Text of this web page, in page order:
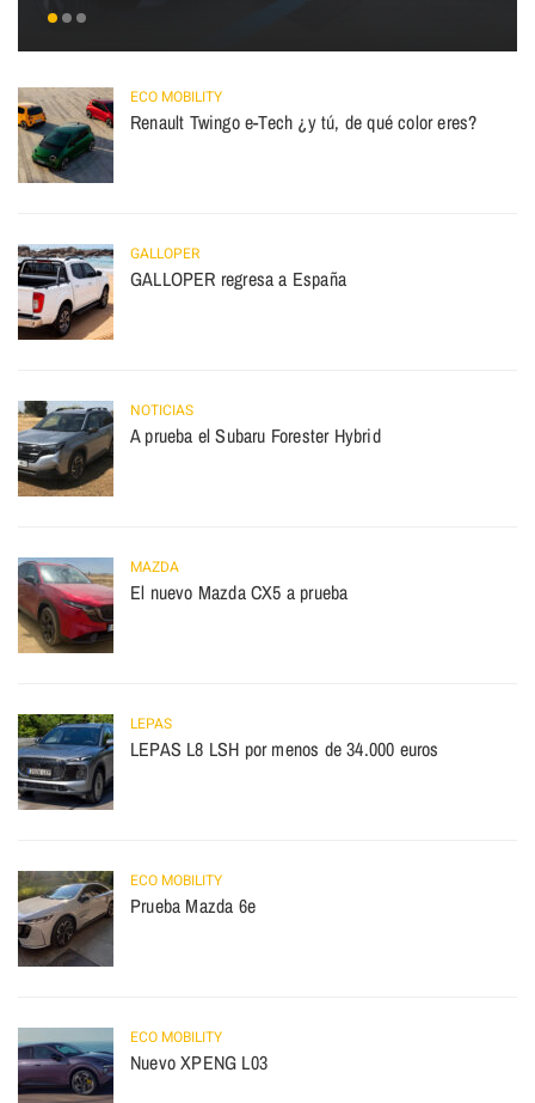
ECO MOBILITY
Renault Twingo e-Tech ¿y tú, de qué color eres?
GALLOPER
GALLOPER regresa a España
NOTICIAS
A prueba el Subaru Forester Hybrid
MAZDA
El nuevo Mazda CX5 a prueba
LEPAS
LEPAS L8 LSH por menos de 34.000 euros
ECO MOBILITY
Prueba Mazda 6e
ECO MOBILITY
Nuevo XPENG L03